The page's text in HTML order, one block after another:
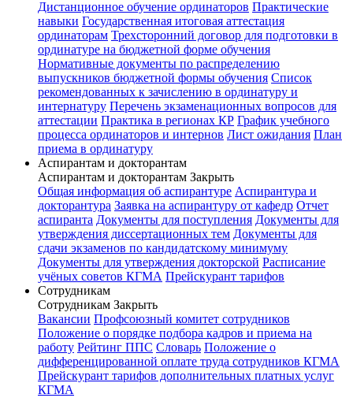
Дистанционное обучение ординаторов Практические
навыки Государственная итоговая аттестация
ординаторам Трехсторонний договор для подготовки в
ординатуре на бюджетной форме обучения
Нормативные документы по распределению
выпускников бюджетной формы обучения Список
рекомендованных к зачислению в ординатуру и
интернатуру Перечень экзаменационных вопросов для
аттестации Практика в регионах КР График учебного
процесса ординаторов и интернов Лист ожидания План
приема в ординатуру
Аспирантам и докторантам
Аспирантам и докторантам Закрыть
Общая информация об аспирантуре Аспирантура и
докторантура Заявка на аспирантуру от кафедр Отчет
аспиранта Документы для поступления Документы для
утверждения диссертационных тем Документы для
сдачи экзаменов по кандидатскому минимуму
Документы для утверждения докторской Расписание
учёных советов КГМА Прейскурант тарифов
Сотрудникам
Сотрудникам Закрыть
Вакансии Профсоюзный комитет сотрудников
Положение о порядке подбора кадров и приема на
работу Рейтинг ППС Словарь Положение о
дифференцированной оплате труда сотрудников КГМА
Прейскурант тарифов дополнительных платных услуг
КГМА